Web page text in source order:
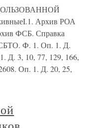
Архив РОА
ФСБ. Справка
Ф. 1. Оп. 1. Д.
3, 10, 77, 129, 166,
Оп. 1. Д. 20, 25,